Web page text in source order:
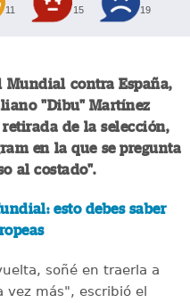
11 15 19
contra España,
"Dibu" Martínez
de la selección,
en la que se pregunta
al costado".
esto debes saber
soñé en traerla a
vez más", escribió el